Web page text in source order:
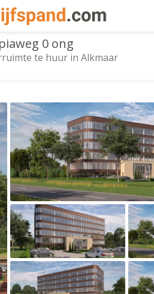
0 ong
te huur in Alkmaar